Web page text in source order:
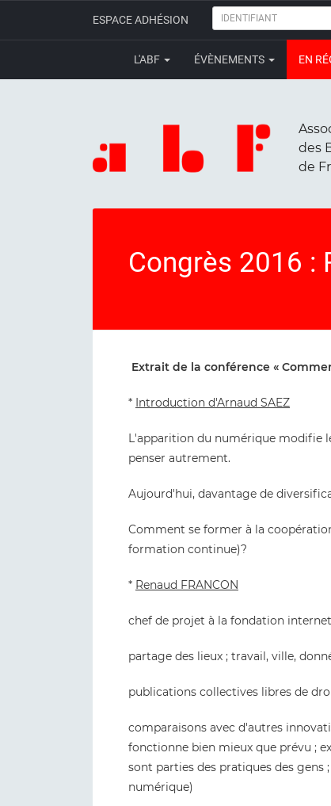
ESPACE ADHÉSION IDENTIFIANT
L'ABF ÉVÈNEMENTS EN
des
de
Congrès 2016 :
Extrait de la conférence «
* Introduction d'Arnaud SAEZ
L'apparition du numérique modifie
penser autrement.
Aujourd'hui, davantage de
Comment se former à la
formation continue)?
* Renaud FRANCON
chef de projet à la fondation
partage des lieux ; travail, ville,
publications collectives libres de
comparaisons avec d'autres
fonctionne bien mieux que prévu ;
sont parties des pratiques des gens
numérique)